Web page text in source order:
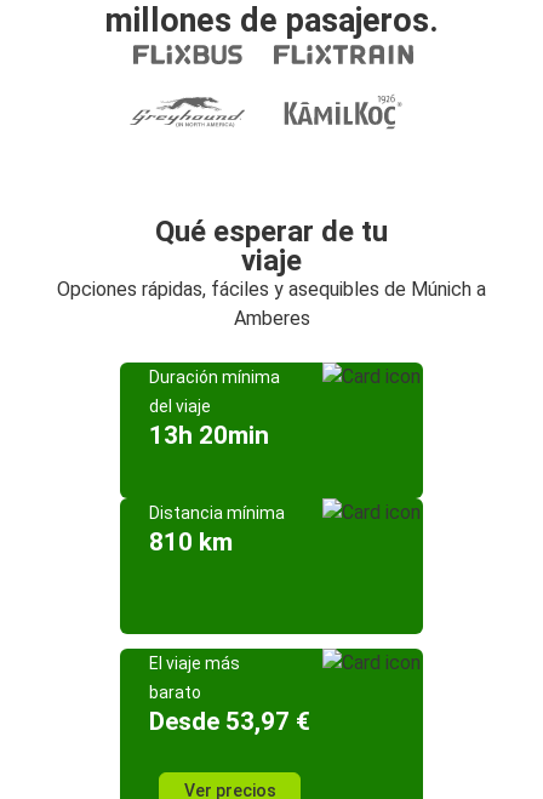
millones de pasajeros.
Qué esperar de tu
viaje
Opciones rápidas, fáciles y asequibles de Múnich a
Amberes
Duración mínima
del viaje
13h 20min
Distancia mínima
810 km
El viaje más
barato
Desde 53,97 €
Ver precios